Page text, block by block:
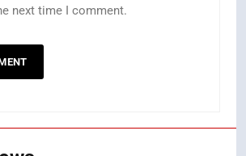
next time I comment.